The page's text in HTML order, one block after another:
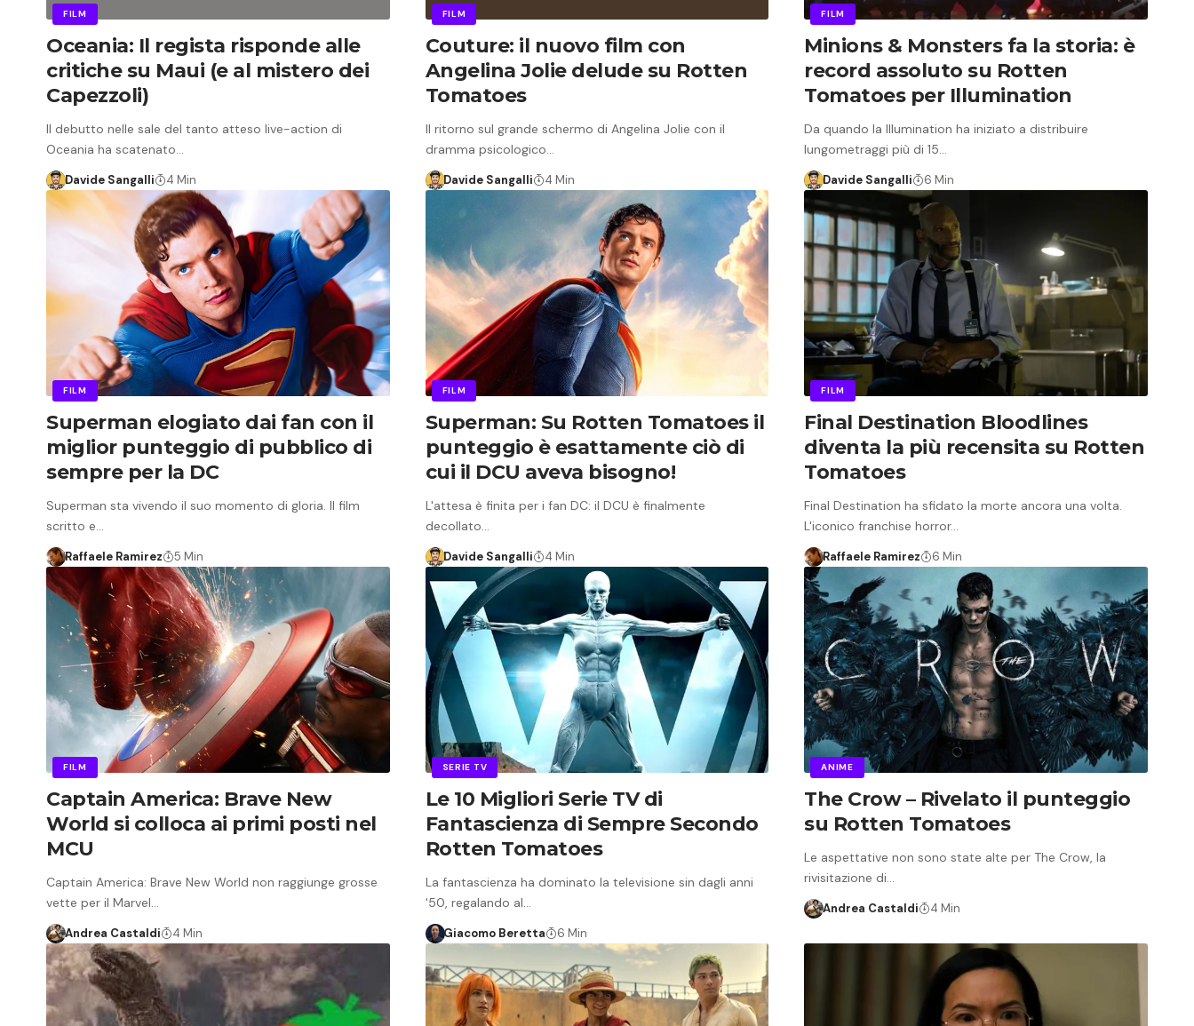
FILM
Oceania: Il regista risponde alle
critiche su Maui (e al mistero dei
Capezzoli)
Il debutto nelle sale del tanto atteso live-action di
Oceania ha scatenato…
Davide Sangalli 4 Min
FILM
Couture: il nuovo film con
Angelina Jolie delude su Rotten
Tomatoes
Il ritorno sul grande schermo di Angelina Jolie con il
dramma psicologico…
Davide Sangalli 4 Min
FILM
Minions & Monsters fa la storia: è
record assoluto su Rotten
Tomatoes per Illumination
Da quando la Illumination ha iniziato a distribuire
lungometraggi più di 15…
Davide Sangalli 6 Min
FILM
Superman elogiato dai fan con il
miglior punteggio di pubblico di
sempre per la DC
Superman sta vivendo il suo momento di gloria. Il film
scritto e…
Raffaele Ramirez 5 Min
FILM
Superman: Su Rotten Tomatoes il
punteggio è esattamente ciò di
cui il DCU aveva bisogno!
L'attesa è finita per i fan DC: il DCU è finalmente
decollato…
Davide Sangalli 4 Min
FILM
Final Destination Bloodlines
diventa la più recensita su Rotten
Tomatoes
Final Destination ha sfidato la morte ancora una volta.
L'iconico franchise horror…
Raffaele Ramirez 6 Min
FILM
Captain America: Brave New
World si colloca ai primi posti nel
MCU
Captain America: Brave New World non raggiunge grosse
vette per il Marvel…
Andrea Castaldi 4 Min
SERIE TV
Le 10 Migliori Serie TV di
Fantascienza di Sempre Secondo
Rotten Tomatoes
La fantascienza ha dominato la televisione sin dagli anni
'50, regalando al…
Giacomo Beretta 6 Min
ANIME
The Crow – Rivelato il punteggio
su Rotten Tomatoes
Le aspettative non sono state alte per The Crow, la
rivisitazione di…
Andrea Castaldi 4 Min